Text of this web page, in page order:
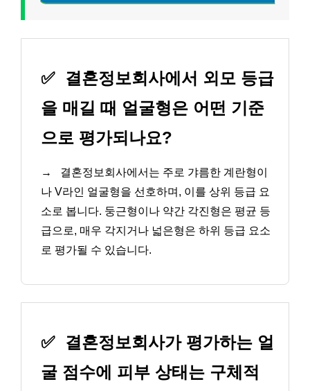
✅
결혼정보회사에서 외모 등급
을 매길 때 얼굴형은 어떤 기준
으로 평가되나요?
→
결혼정보회사에서는 주로 갸름한 계란형이
나 V라인 얼굴형을 선호하며, 이를 상위 등급 요
소로 봅니다. 둥근형이나 약간 각진형은 평균 등
급으로, 매우 각지거나 넓은형은 하위 등급 요소
로 평가될 수 있습니다.
✅
결혼정보회사가 평가하는 얼
굴 점수에 피부 상태는 구체적